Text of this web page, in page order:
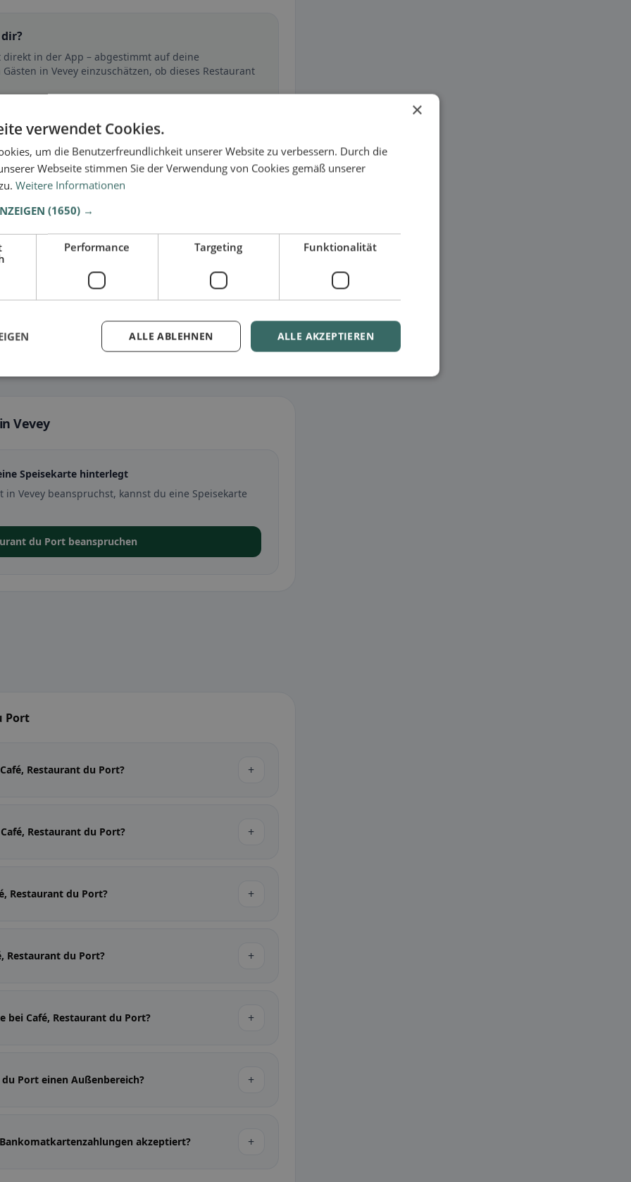
in der App – abgestimmt auf deine
in Vevey einzuschätzen, ob dieses Restaurant
besonders bei glutenfrei, vegan, vegetarisch oder
Vevey
Speisekarte hinterlegt
Vevey beanspruchst, kannst du eine Speisekarte
du Port beanspruchen
Port
Restaurant du Port? +
Restaurant du Port? +
Restaurant du Port? +
Restaurant du Port? +
bei Café, Restaurant du Port? +
Port einen Außenbereich? +
akzeptiert? +
×
verwendet Cookies.
um die Benutzerfreundlichkeit unserer Website zu verbessern. Durch die
Webseite stimmen Sie der Verwendung von Cookies gemäß unserer
Weitere Informationen
(1650) →
Performance Targeting Funktionalität
ALLE AKZEPTIEREN
ALLE ABLEHNEN